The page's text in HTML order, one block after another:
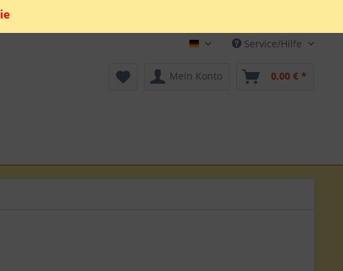
Deutsch Service/Hilfe
Mein Konto 0,00 € *